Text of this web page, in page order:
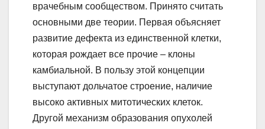
врачебным сообществом. Принято считать
основными две теории. Первая объясняет
развитие дефекта из единственной клетки,
которая рождает все прочие – клоны
камбиальной. В пользу этой концепции
выступают дольчатое строение, наличие
высоко активных митотических клеток.
Другой механизм образования опухолей